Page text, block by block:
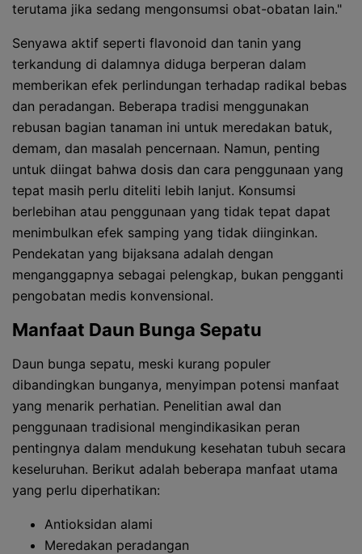
terutama jika sedang mengonsumsi obat-obatan lain."
Senyawa aktif seperti flavonoid dan tanin yang
terkandung di dalamnya diduga berperan dalam
memberikan efek perlindungan terhadap radikal bebas
dan peradangan. Beberapa tradisi menggunakan
rebusan bagian tanaman ini untuk meredakan batuk,
demam, dan masalah pencernaan. Namun, penting
untuk diingat bahwa dosis dan cara penggunaan yang
tepat masih perlu diteliti lebih lanjut. Konsumsi
berlebihan atau penggunaan yang tidak tepat dapat
menimbulkan efek samping yang tidak diinginkan.
Pendekatan yang bijaksana adalah dengan
menganggapnya sebagai pelengkap, bukan pengganti
pengobatan medis konvensional.
Manfaat Daun Bunga Sepatu
Daun bunga sepatu, meski kurang populer
dibandingkan bunganya, menyimpan potensi manfaat
yang menarik perhatian. Penelitian awal dan
penggunaan tradisional mengindikasikan peran
pentingnya dalam mendukung kesehatan tubuh secara
keseluruhan. Berikut adalah beberapa manfaat utama
yang perlu diperhatikan:
Antioksidan alami
Meredakan peradangan